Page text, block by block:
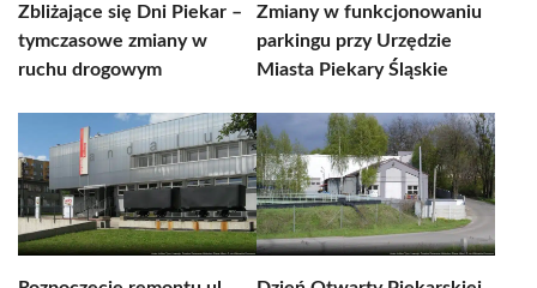
Zbliżające się Dni Piekar –
tymczasowe zmiany w
ruchu drogowym
Zmiany w funkcjonowaniu
parkingu przy Urzędzie
Miasta Piekary Śląskie